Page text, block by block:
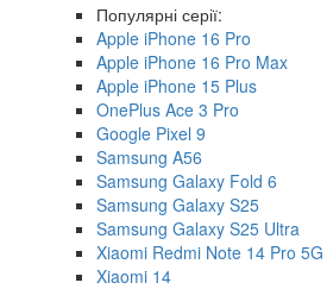
Популярні серії:
Apple iPhone 16 Pro
Apple iPhone 16 Pro Max
Apple iPhone 15 Plus
OnePlus Ace 3 Pro
Google Pixel 9
Samsung A56
Samsung Galaxy Fold 6
Samsung Galaxy S25
Samsung Galaxy S25 Ultra
Xiaomi Redmi Note 14 Pro 5G
Xiaomi 14